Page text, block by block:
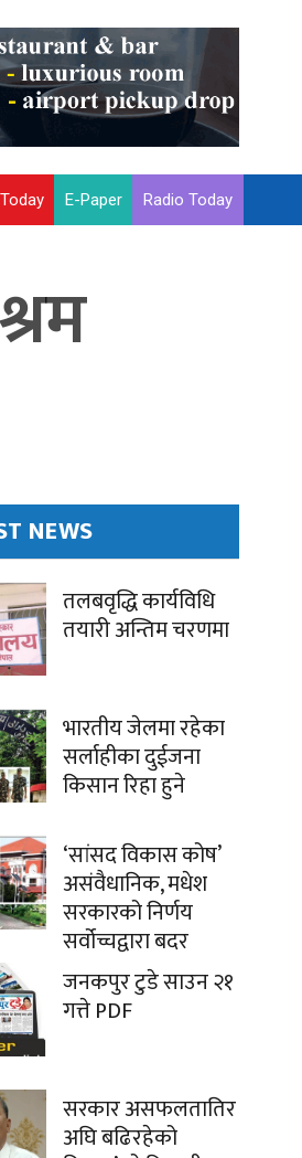
E-Paper Radio Today
NEWS
तलबवृद्धि कार्यविधि
तयारी अन्तिम चरणमा
भारतीय जेलमा रहेका
सर्लाहीका दुईजना
किसान रिहा हुने
‘सांसद विकास कोष’
असंवैधानिक, मधेश
सरकारको निर्णय
सर्वोच्चद्वारा बदर
जनकपुर टुडे साउन २१
गत्ते PDF
सरकार असफलतातिर
अघि बढिरहेको